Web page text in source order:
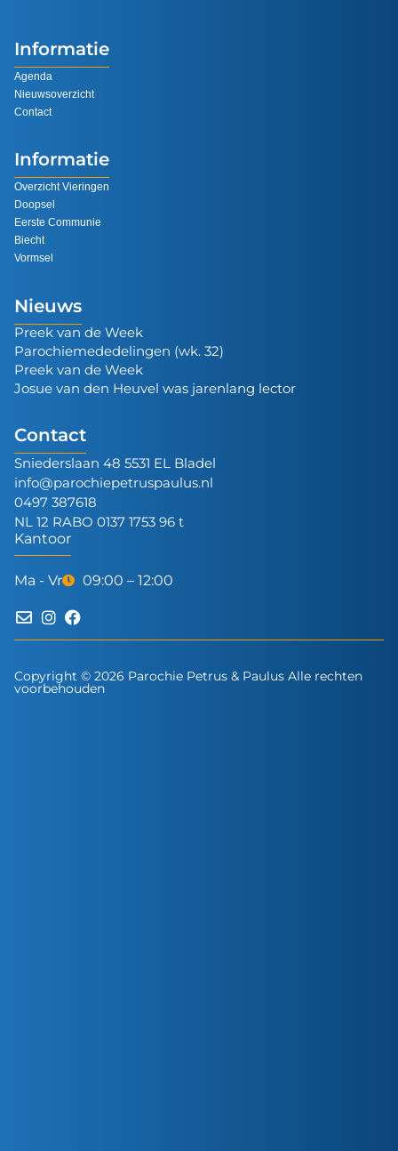
Informatie
Agenda
Nieuwsoverzicht
Contact
Informatie
Overzicht Vieringen
Doopsel
Eerste Communie
Biecht
Vormsel
Nieuws
Preek van de Week
Parochiemededelingen (wk. 32)
Preek van de Week
Josue van den Heuvel was jarenlang lector
Contact
Sniederslaan 48 5531 EL Bladel
info@parochiepetruspaulus.nl
0497 387618
NL 12 RABO 0137 1753 96 t
Kantoor
Ma - Vr 09:00 – 12:00
Copyright © 2026 Parochie Petrus & Paulus Alle rechten
voorbehouden